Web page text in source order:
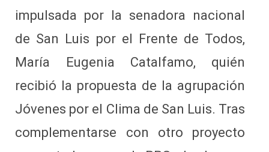
impulsada por la senadora nacional
de San Luis por el Frente de Todos,
María Eugenia Catalfamo, quién
recibió la propuesta de la agrupación
Jóvenes por el Clima de San Luis. Tras
complementarse con otro proyecto